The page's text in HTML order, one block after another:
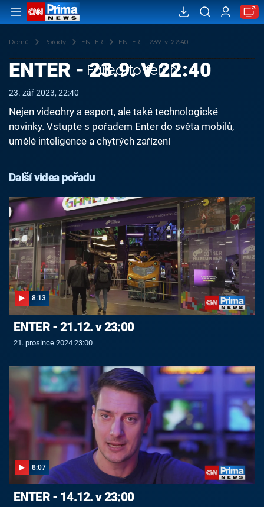
Domů Pořady ENTER ENTER - 23.9. v 22:40
Failed to fetch
ENTER - 23.9. V 22:40
23. zář 2023, 22:40
Nejen videohry a esport, ale také technologické
novinky. Vstupte s pořadem Enter do světa mobilů,
umělé inteligence a chytrých zařízení
Další videa pořadu
8:13
ENTER - 21.12. v 23:00
21. prosince 2024 23:00
8:07
ENTER - 14.12. v 23:00